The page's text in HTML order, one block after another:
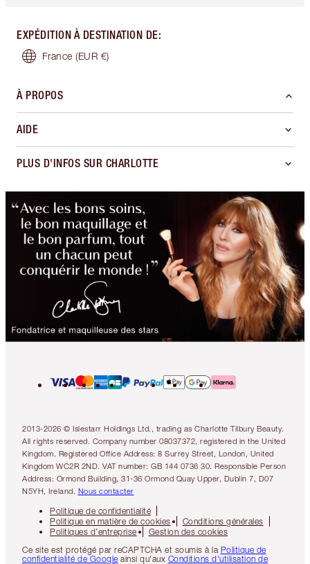
EXPÉDITION À DESTINATION DE:
France (EUR €)
À PROPOS
AIDE
PLUS D'INFOS SUR CHARLOTTE
2013-2026 © Islestarr Holdings Ltd., trading as Charlotte Tilbury Beauty.
All rights reserved. Company number 08037372, registered in the United
Kingdom. Registered Office Address: 8 Surrey Street, London, United
Kingdom WC2R 2ND. VAT number: GB 144 0736 30. Responsible Person
Address: Ormond Building, 31-36 Ormond Quay Upper, Dublin 7, D07
N5YH, Ireland. Nous contacter
Politique de confidentialité
Politique en matière de cookies
Conditions générales
Politiques d’entreprise
Gestion des cookies
Ce site est protégé par reCAPTCHA et soumis à la Politique de
confidentialité de Google ainsi qu'aux Conditions d'utilisation de